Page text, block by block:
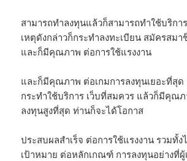
สามารถทำลงทุนแล้วก็สามารถทำใช้บริกา
เหตุดังกล่าวก็กระทำลงทะเบียน สมัครสมา
และก็มีคุณภาพ ต่อการใช้แรงงาน
และก็มีคุณภาพ ต่อเกมการลงทุนเยอะที่สุด
กระทำใช้บริการ เว็บที่สมควร แล้วก็มีคุณ
ลงทุนสูงที่สุด ท่านก็จะได้โอกาส
ประสบผลสำเร็จ ต่อการใช้แรงงาน รวมทั้ง
เป้าหมาย ต่อหลักเกณฑ์ การลงทุนอย่างที่ผู้